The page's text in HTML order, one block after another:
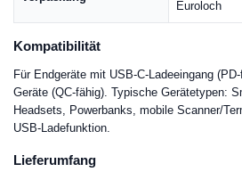
Euroloch
Kompatibilität
Für Endgeräte mit USB-C-Ladeeingang
Geräte (QC-fähig). Typische Gerätetypen:
Headsets, Powerbanks, mobile Scanner/
USB-Ladefunktion.
Lieferumfang